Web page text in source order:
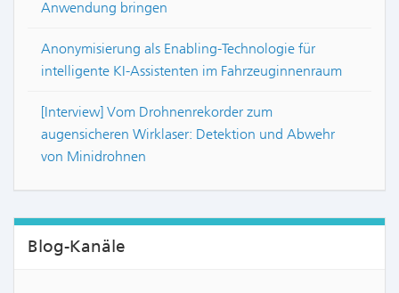
Anwendung bringen
Anonymisierung als Enabling-Technologie für
intelligente KI-Assistenten im Fahrzeuginnenraum
[Interview] Vom Drohnenrekorder zum
augensicheren Wirklaser: Detektion und Abwehr
von Minidrohnen
Blog-Kanäle